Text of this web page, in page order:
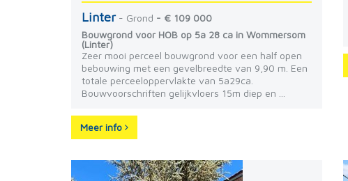
Linter- Grond - € 109 000
Bouwgrond voor HOB op 5a 28 ca in Wommersom
(Linter)
Zeer mooi perceel bouwgrond voor een half open
bebouwing met een gevelbreedte van 9,90 m. Een
totale perceeloppervlakte van 5a29ca.
Bouwvoorschriften gelijkvloers 15m diep en ...
Meer info